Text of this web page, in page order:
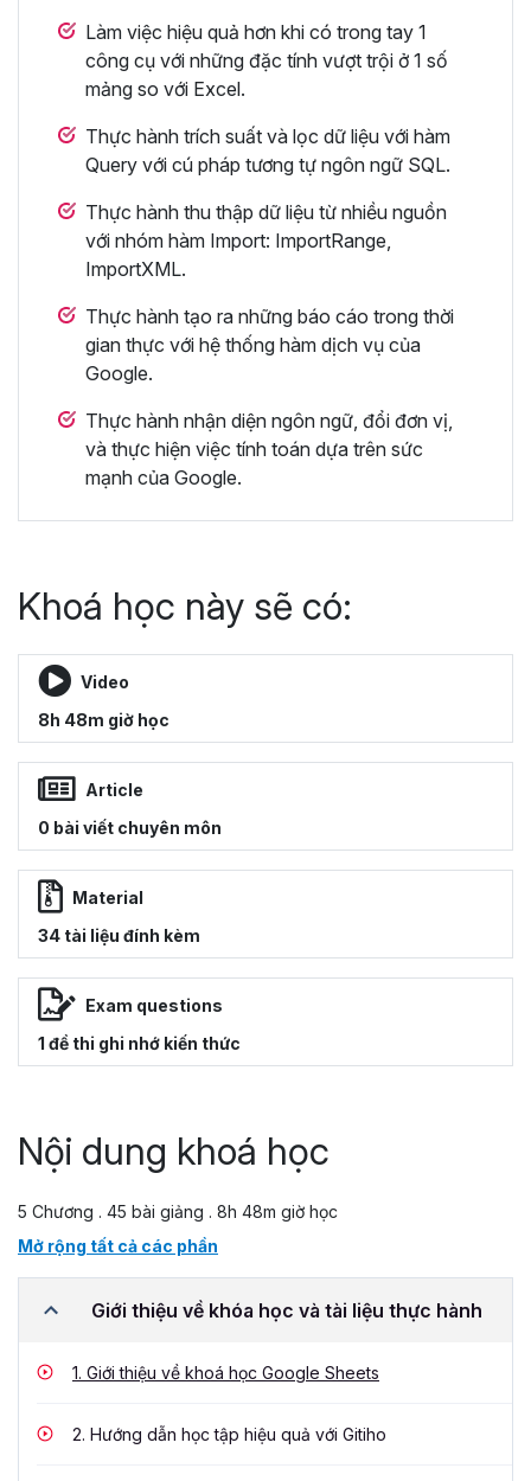
Làm việc hiệu quả hơn khi có trong tay 1
công cụ với những đặc tính vượt trội ở 1 số
mảng so với Excel.
Thực hành trích suất và lọc dữ liệu với hàm
Query với cú pháp tương tự ngôn ngữ SQL.
Thực hành thu thập dữ liệu từ nhiều nguồn
với nhóm hàm Import: ImportRange,
ImportXML.
Thực hành tạo ra những báo cáo trong thời
gian thực với hệ thống hàm dịch vụ của
Google.
Thực hành nhận diện ngôn ngữ, đổi đơn vị,
và thực hiện việc tính toán dựa trên sức
mạnh của Google.
Khoá học này sẽ có:
Video
8h 48m giờ học
Article
0 bài viết chuyên môn
Material
34 tài liệu đính kèm
Exam questions
1 đề thi ghi nhớ kiến thức
Nội dung khoá học
5 Chương . 45 bài giảng . 8h 48m giờ học
Mở rộng tất cả các phần
Giới thiệu về khóa học và tài liệu thực hành
1. Giới thiệu về khoá học Google Sheets
2. Hướng dẫn học tập hiệu quả với Gitiho